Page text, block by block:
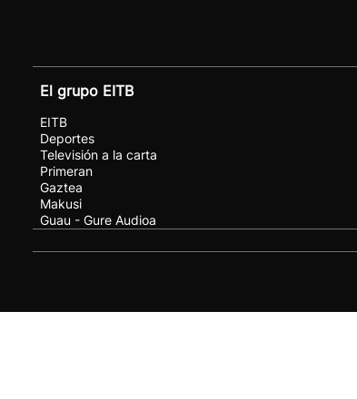
El grupo EITB
EITB
Deportes
Televisión a la carta
Primeran
Gaztea
Makusi
Guau - Gure Audioa